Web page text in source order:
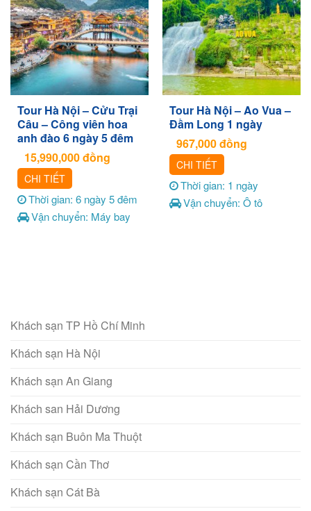
Tour Hà Nội – Cửu Trại
Câu – Công viên hoa
anh đào 6 ngày 5 đêm
15,990,000đồng
CHI TIẾT
Thời gian: 6 ngày 5 đêm
Vận chuyển: Máy bay
Tour Hà Nội – Ao Vua –
Đầm Long 1 ngày
967,000đồng
CHI TIẾT
Thời gian: 1 ngày
Vận chuyển: Ô tô
Khách sạn TP Hồ Chí Minh
Khách sạn Hà Nội
Khách sạn An Giang
Khách san Hải Dương
Khách sạn Buôn Ma Thuột
Khách sạn Cần Thơ
Khách sạn Cát Bà